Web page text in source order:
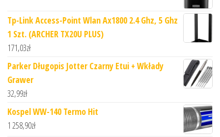
Tp-Link Access-Point Wlan Ax1800 2.4 Ghz, 5 Ghz
1 Szt. (ARCHER TX20U PLUS)
171,03zł
Parker Długopis Jotter Czarny Etui + Wkłady
Grawer
32,99zł
Kospel WW-140 Termo Hit
1 258,90zł